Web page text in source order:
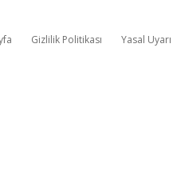
Gizlilik Politikası Yasal Uyarı